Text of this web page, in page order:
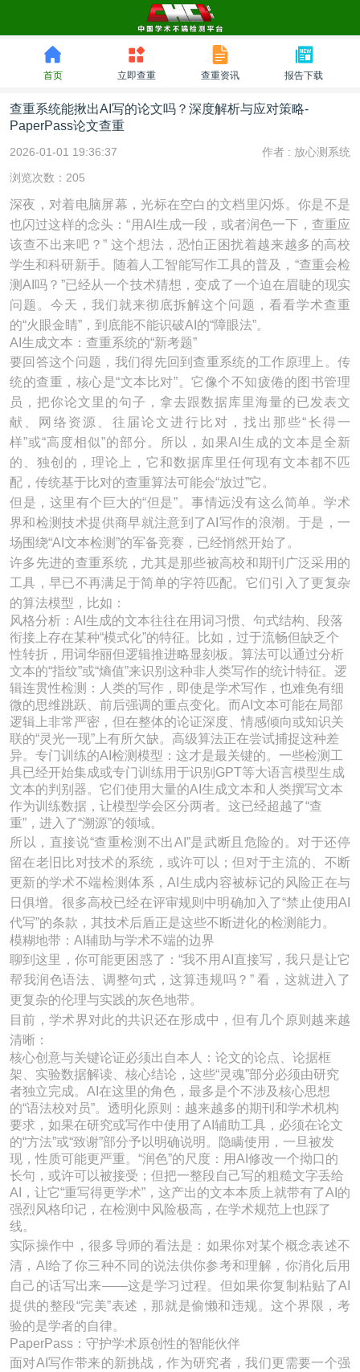
首页 立即查重 查重资讯 报告下载
查重系统能揪出AI写的论文吗？深度解析与应对策略-
PaperPass论文查重
2026-01-01 19:36:37 作者 : 放心测系统
浏览次数：205
深夜，对着电脑屏幕，光标在空白的文档里闪烁。你是不是
也闪过这样的念头：“用AI生成一段，或者润色一下，查重应
该查不出来吧？” 这个想法，恐怕正困扰着越来越多的高校
学生和科研新手。随着人工智能写作工具的普及，“查重会检
测AI吗？”已经从一个技术猜想，变成了一个迫在眉睫的现实
问题。今天，我们就来彻底拆解这个问题，看看学术查重
的“火眼金睛”，到底能不能识破AI的“障眼法”。
AI生成文本：查重系统的“新考题”
要回答这个问题，我们得先回到查重系统的工作原理上。传
统的查重，核心是“文本比对”。它像个不知疲倦的图书管理
员，把你论文里的句子，拿去跟数据库里海量的已发表文
献、网络资源、往届论文进行比对，找出那些“长得一
样”或“高度相似”的部分。所以，如果AI生成的文本是全新
的、独创的，理论上，它和数据库里任何现有文本都不匹
配，传统基于比对的查重算法可能会“放过”它。
但是，这里有个巨大的“但是”。事情远没有这么简单。学术
界和检测技术提供商早就注意到了AI写作的浪潮。于是，一
场围绕“AI文本检测”的军备竞赛，已经悄然开始了。
许多先进的查重系统，尤其是那些被高校和期刊广泛采用的
工具，早已不再满足于简单的字符匹配。它们引入了更复杂
的算法模型，比如：
风格分析：AI生成的文本往往在用词习惯、句式结构、段落
衔接上存在某种“模式化”的特征。比如，过于流畅但缺乏个
性转折，用词华丽但逻辑推进略显刻板。算法可以通过分析
文本的“指纹”或“熵值”来识别这种非人类写作的统计特征。逻
辑连贯性检测：人类的写作，即使是学术写作，也难免有细
微的思维跳跃、前后强调的重点变化。而AI文本可能在局部
逻辑上非常严密，但在整体的论证深度、情感倾向或知识关
联的“灵光一现”上有所欠缺。高级算法正在尝试捕捉这种差
异。专门训练的AI检测模型：这才是最关键的。一些检测工
具已经开始集成或专门训练用于识别GPT等大语言模型生成
文本的判别器。它们使用大量的AI生成文本和人类撰写文本
作为训练数据，让模型学会区分两者。这已经超越了“查
重”，进入了“溯源”的领域。
所以，直接说“查重检测不出AI”是武断且危险的。对于还停
留在老旧比对技术的系统，或许可以；但对于主流的、不断
更新的学术不端检测体系，AI生成内容被标记的风险正在与
日俱增。很多高校已经在评审规则中明确加入了“禁止使用AI
代写”的条款，其技术后盾正是这些不断进化的检测能力。
模糊地带：AI辅助与学术不端的边界
聊到这里，你可能更困惑了：“我不用AI直接写，我只是让它
帮我润色语法、调整句式，这算违规吗？” 看，这就进入了
更复杂的伦理与实践的灰色地带。
目前，学术界对此的共识还在形成中，但有几个原则越来越
清晰：
核心创意与关键论证必须出自本人：论文的论点、论据框
架、实验数据解读、核心结论，这些“灵魂”部分必须由研究
者独立完成。AI在这里的角色，最多是个不涉及核心思想
的“语法校对员”。透明化原则：越来越多的期刊和学术机构
要求，如果在研究或写作中使用了AI辅助工具，必须在论文
的“方法”或“致谢”部分予以明确说明。隐瞒使用，一旦被发
现，性质可能更严重。“润色”的尺度：用AI修改一个拗口的
长句，或许可以被接受；但把一整段自己写的粗糙文字丢给
AI，让它“重写得更学术”，这产出的文本本质上就带有了AI的
强烈风格印记，在检测中风险极高，在学术规范上也踩了
线。
实际操作中，很多导师的看法是：如果你对某个概念表述不
清，AI给了你三种不同的说法供你参考和理解，你消化后用
自己的话写出来——这是学习过程。但如果你复制粘贴了AI
提供的整段“完美”表述，那就是偷懒和违规。这个界限，考
验的是学者的自律。
PaperPass：守护学术原创性的智能伙伴
面对AI写作带来的新挑战，作为研究者，我们更需要一个强